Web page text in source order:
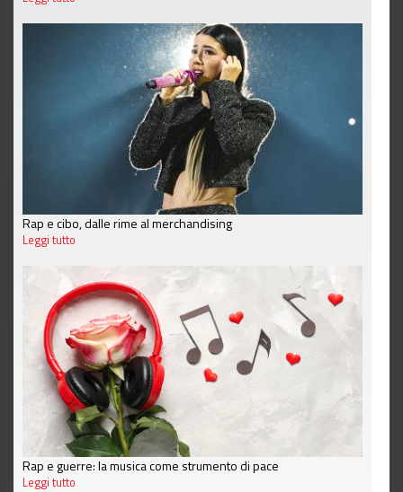
Rap e cibo, dalle rime al merchandising
Leggi tutto
Rap e guerre: la musica come strumento di pace
Leggi tutto